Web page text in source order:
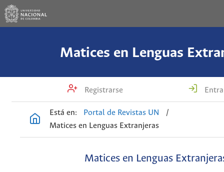
Matices en Lenguas
Registrarse
Está en: Portal de Revistas UN
/
Matices en Lenguas Extranjeras
Matices en Lenguas